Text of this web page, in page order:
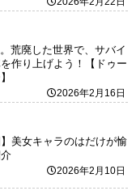
荒廃した世界で、サバイ
作り上げよう！【ドゥー
2026年2月16日
美女キャラのはだけが愉
2026年2月10日